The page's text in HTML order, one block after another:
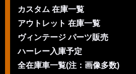
カスタム 在庫一覧
アウトレット 在庫一覧
ヴィンテージ パーツ販売
ハーレー入庫予定
全在庫車一覧(注：画像多数)